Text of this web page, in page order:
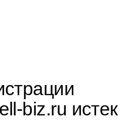
biz.ru истек